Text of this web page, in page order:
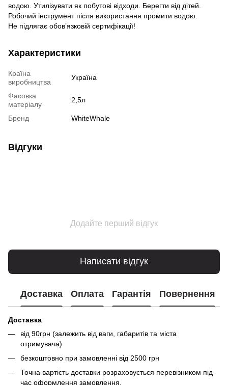
водою. Утилізувати як побутові відходи. Берегти від дітей.
Робочий інструмент після використання промити водою.
Не підлягає обов’язковій сертифікації!
Характеристики
Країна
виробництва
Україна
Фасовка
матеріалу
2,5л
Бренд WhiteWhale
Відгуки
Додайте перший відгук
Написати відгук
Доставка Оплата Гарантія Повернення
Доставка
від 90грн (залежить від ваги, габаритів та міста
отримувача)
безкоштовно при замовленні від 2500 грн
Точна вартість доставки розраховується перевізником під
час оформлення замовлення.